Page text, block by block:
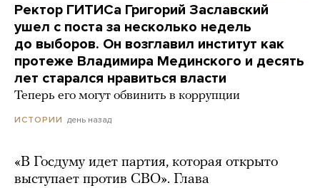
Ректор ГИТИСа Григорий Заславский
ушел с поста за несколько недель
до выборов. Он возглавил институт как
протеже Владимира Мединского и десять
лет старался нравиться власти
Теперь его могут обвинить в коррупции
ИСТОРИИ день назад
«В Госдуму идет партия, которая открыто
выступает против СВО». Глава